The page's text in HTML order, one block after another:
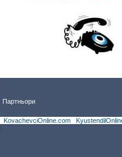
Партньори
KovachevciOnline.com